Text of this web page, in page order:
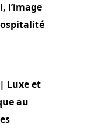
l’image
Luxe et
au